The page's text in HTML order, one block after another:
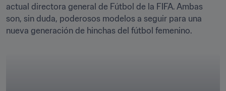
actual directora general de Fútbol de la FIFA. Ambas
son, sin duda, poderosos modelos a seguir para una
nueva generación de hinchas del fútbol femenino.